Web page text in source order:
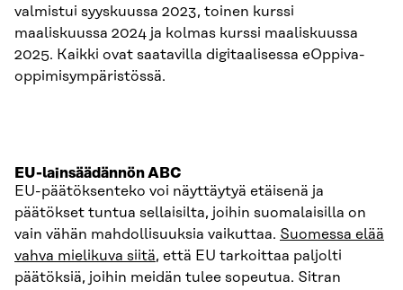
valmistui syyskuussa 2023, toinen kurssi
maaliskuussa 2024 ja kolmas kurssi maaliskuussa
2025. Kaikki ovat saatavilla digitaalisessa eOppiva-
oppimisympäristössä.
EU-lainsäädännön ABC
EU-päätöksenteko voi näyttäytyä etäisenä ja
päätökset tuntua sellaisilta, joihin suomalaisilla on
vain vähän mahdollisuuksia vaikuttaa. Suomessa elää
vahva mielikuva siitä, että EU tarkoittaa paljolti
päätöksiä, joihin meidän tulee sopeutua. Sitran